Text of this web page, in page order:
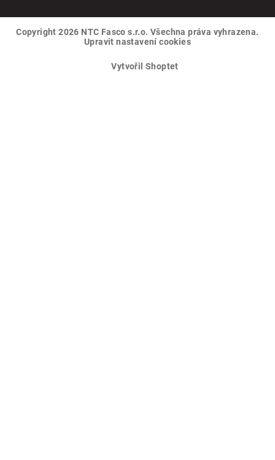
Copyright 2026 NTC Fasco s.r.o. Všechna práva vyhrazena.
Upravit nastavení cookies
Vytvořil Shoptet